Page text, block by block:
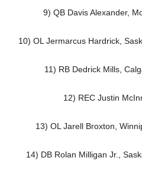
9) QB Davis Alexander,
10) OL Jermarcus Hardrick,
11) RB Dedrick Mills,
12) REC Justin
13) OL Jarell Broxton,
14) DB Rolan Milligan Jr.,